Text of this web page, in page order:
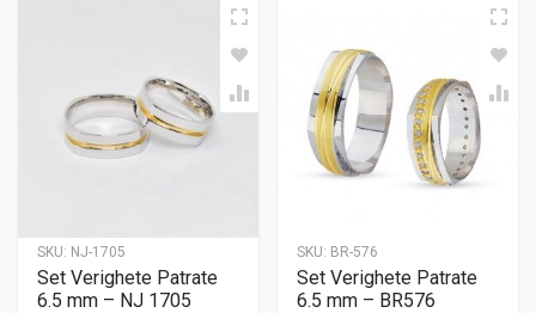
SKU: NJ-1705
Set Verighete Patrate
6.5 mm – NJ 1705
SKU: BR-576
Set Verighete Patrate
6.5 mm – BR576